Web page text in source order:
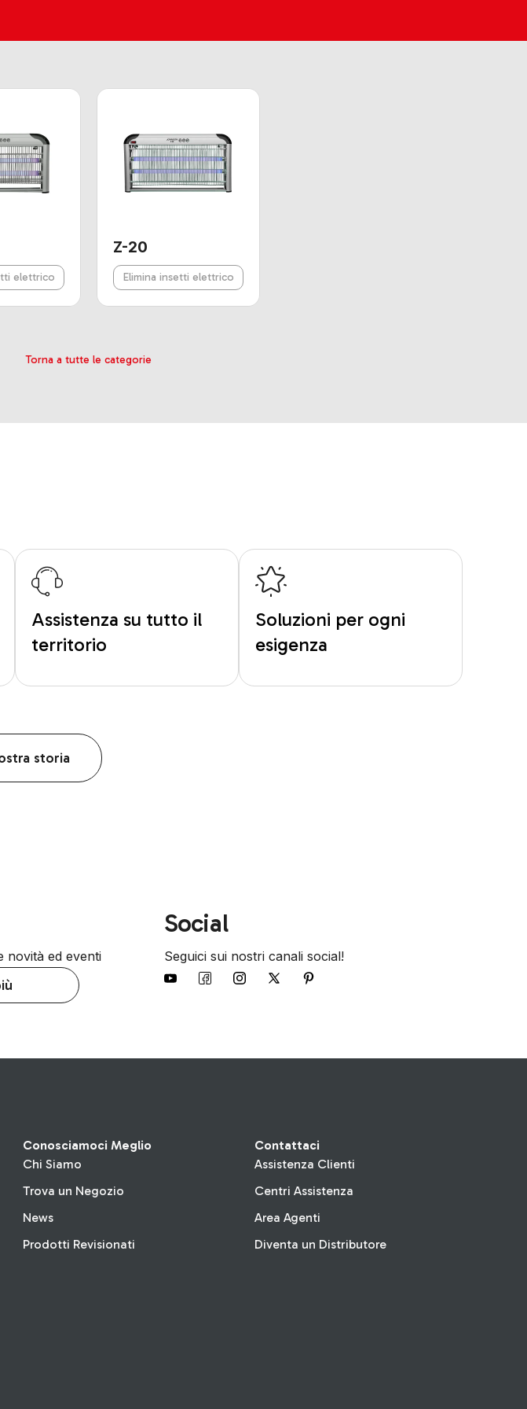
elettrico
Z-20
Elimina insetti elettrico
Torna a tutte le categorie
Assistenza su tutto il
territorio
Soluzioni per ogni
esigenza
storia
novità ed eventi
Social
Seguici sui nostri canali social!
Conosciamoci Meglio
Chi Siamo
Trova un Negozio
News
Prodotti Revisionati
Contattaci
Assistenza Clienti
Centri Assistenza
Area Agenti
Diventa un Distributore